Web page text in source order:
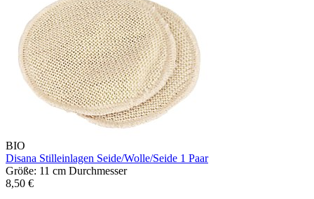
BIO
Disana Stilleinlagen Seide/Wolle/Seide 1 Paar
Größe: 11 cm Durchmesser
8,50 €